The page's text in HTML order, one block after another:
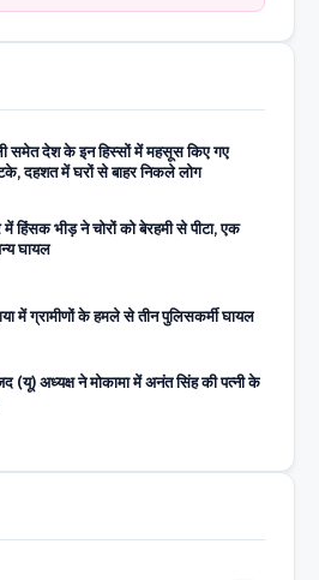
समेत देश के इन हिस्सों में महसूस किए गए
दहशत में घरों से बाहर निकले लोग
में हिंसक भीड़ ने चोरों को बेरहमी से पीटा, एक
घायल
में ग्रामीणों के हमले से तीन पुलिसकर्मी घायल
(यू) अध्यक्ष ने मोकामा में अनंत सिंह की पत्नी के